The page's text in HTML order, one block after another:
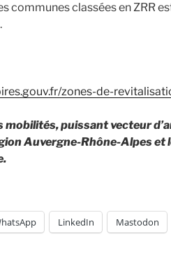
communes classées en ZRR
zones-de-
mobilités, puissant vecteur
Auvergne-Rhône-Alpes et
LinkedIn Mastodon